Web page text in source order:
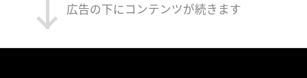
広告の下にコンテンツが続きます